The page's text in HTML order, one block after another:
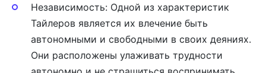
Независимость: Одной из характеристик
Тайлеров является их влечение быть
автономными и свободными в своих деяниях.
Они расположены улаживать трудности